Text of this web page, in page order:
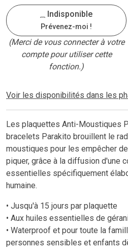
Indisponible
Prévenez-moi !
(Merci de vous connecter à votre
compte pour utiliser cette
fonction.)
Voir les disponibilités dans les
Les plaquettes Anti-Moustiques
bracelets Parakito brouillent le
moustiques pour les empêcher
piquer, grâce à la diffusion d'une
essentielles spécifiquement
humaine.
• Jusqu'à 15 jours par plaquette
• Aux huiles essentielles de
• Waterproof et pour toute la
personnes sensibles et enfants